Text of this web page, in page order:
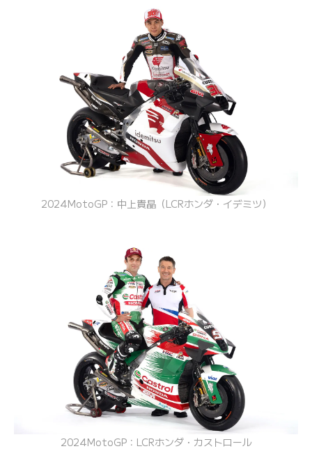
2024MotoGP：中上貴晶（LCRホンダ・イデミツ）
2024MotoGP：LCRホンダ・カストロール